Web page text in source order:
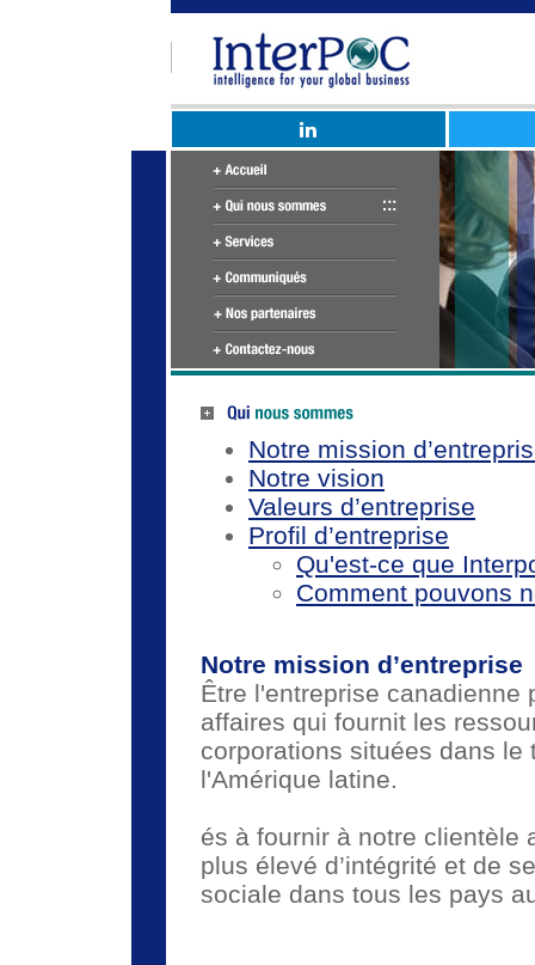
Notre mission
Notre vision
Valeurs d’entreprise
Profil d’entreprise
Qu'est-ce que
Comment pouvons
Notre mission d’entreprise
Être l'entreprise canadienne
affaires qui fournit les
corporations situées dans le
l'Amérique latine.
és à fournir à notre clientèle
plus élevé d’intégrité et de
sociale dans tous les pays